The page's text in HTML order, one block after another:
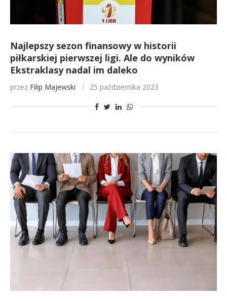
Najlepszy sezon finansowy w historii
piłkarskiej pierwszej ligi. Ale do wyników
Ekstraklasy nadal im daleko
przez Filip Majewski 25 października 2023